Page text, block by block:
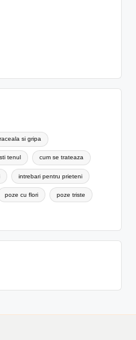
si gripa
tenul cum se trateaza
intrebari pentru prieteni
poze cu flori poze triste